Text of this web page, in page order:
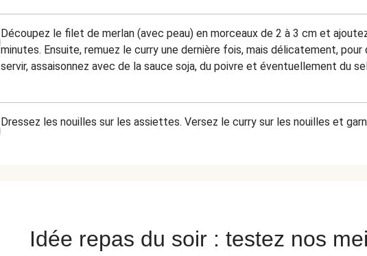
Découpez le filet de merlan (avec peau) en morceaux de 2 à 3 cm et
minutes. Ensuite, remuez le curry une dernière fois, mais délicatement,
servir, assaisonnez avec de la sauce soja, du poivre et éventuellement du
Dressez les nouilles sur les assiettes. Versez le curry sur les nouilles et
Idée repas du soir : testez nos